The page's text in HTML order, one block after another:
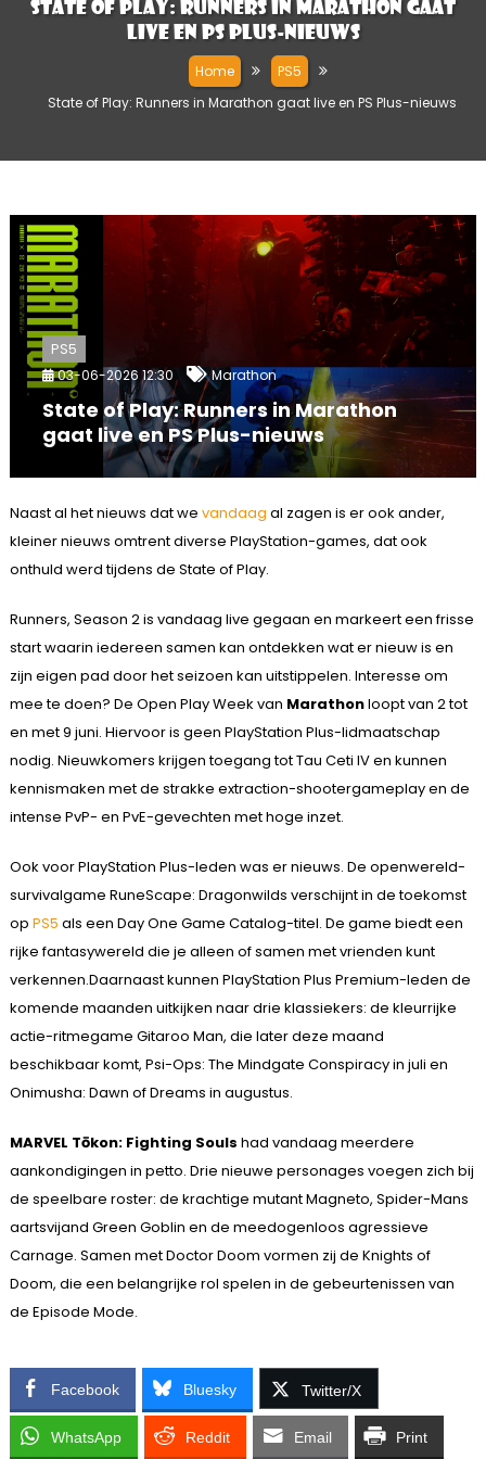
State of Play: Runners in Marathon gaat
live en PS Plus-nieuws
Home
PS5
State of Play: Runners in Marathon gaat live en PS Plus-nieuws
PS5
03-06-2026 12:30 Marathon
State of Play: Runners in Marathon
gaat live en PS Plus-nieuws
Naast al het nieuws dat we vandaag al zagen is er ook ander,
kleiner nieuws omtrent diverse PlayStation-games, dat ook
onthuld werd tijdens de State of Play.
Runners, Season 2 is vandaag live gegaan en markeert een frisse
start waarin iedereen samen kan ontdekken wat er nieuw is en
zijn eigen pad door het seizoen kan uitstippelen. Interesse om
mee te doen? De Open Play Week van Marathonloopt van 2 tot
en met 9 juni. Hiervoor is geen PlayStation Plus-lidmaatschap
nodig. Nieuwkomers krijgen toegang tot Tau Ceti IV en kunnen
kennismaken met de strakke extraction-shootergameplay en de
intense PvP- en PvE-gevechten met hoge inzet.
Ook voor PlayStation Plus-leden was er nieuws. De openwereld-
survivalgame RuneScape: Dragonwilds verschijnt in de toekomst
op PS5 als een Day One Game Catalog-titel. De game biedt een
rijke fantasywereld die je alleen of samen met vrienden kunt
verkennen.Daarnaast kunnen PlayStation Plus Premium-leden de
komende maanden uitkijken naar drie klassiekers: de kleurrijke
actie-ritmegame Gitaroo Man, die later deze maand
beschikbaar komt, Psi-Ops: The Mindgate Conspiracy in juli en
Onimusha: Dawn of Dreams in augustus.
MARVEL Tōkon: Fighting Souls had vandaag meerdere
aankondigingen in petto. Drie nieuwe personages voegen zich bij
de speelbare roster: de krachtige mutant Magneto, Spider-Mans
aartsvijand Green Goblin en de meedogenloos agressieve
Carnage. Samen met Doctor Doom vormen zij de Knights of
Doom, die een belangrijke rol spelen in de gebeurtenissen van
de Episode Mode.
Facebook Bluesky Twitter/X
WhatsApp Reddit Email Print